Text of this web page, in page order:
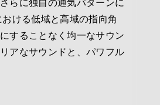
らに独自の通気パターンに
ける低域と高域の指向角
することなく均一なサウン
アなサウンドと、パワフル